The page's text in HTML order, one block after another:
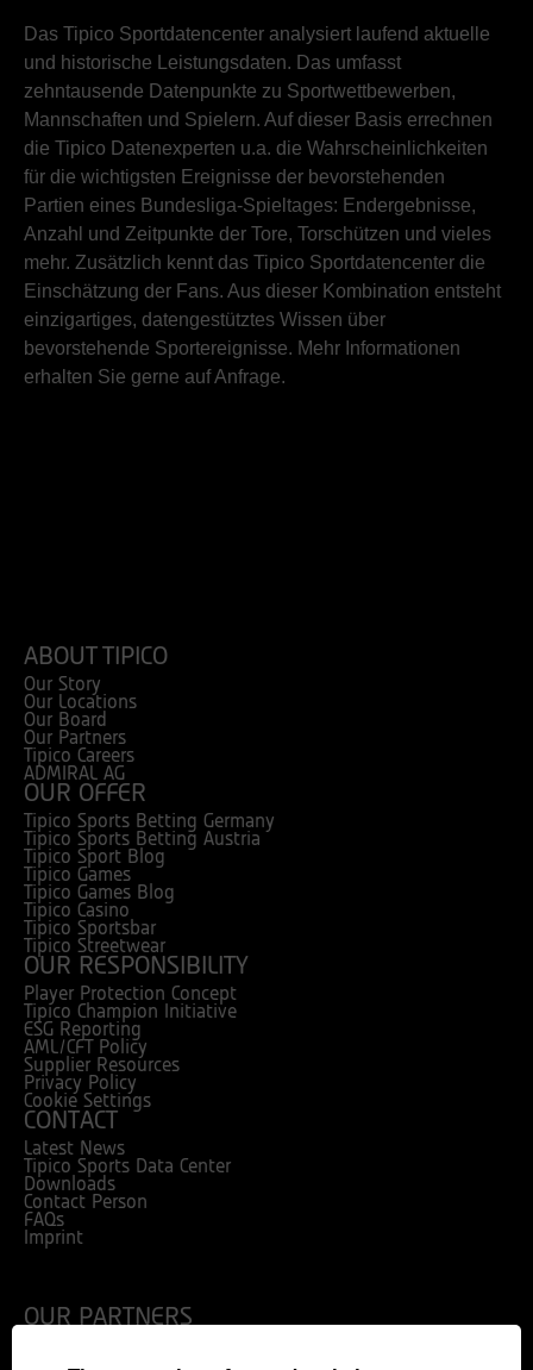
Das Tipico Sportdatencenter analysiert laufend aktuelle
und historische Leistungsdaten. Das umfasst
zehntausende Datenpunkte zu Sportwettbewerben,
Mannschaften und Spielern. Auf dieser Basis errechnen
die Tipico Datenexperten u.a. die Wahrscheinlichkeiten
für die wichtigsten Ereignisse der bevorstehenden
Partien eines Bundesliga-Spieltages: Endergebnisse,
Anzahl und Zeitpunkte der Tore, Torschützen und vieles
mehr. Zusätzlich kennt das Tipico Sportdatencenter die
Einschätzung der Fans. Aus dieser Kombination entsteht
einzigartiges, datengestütztes Wissen über
bevorstehende Sportereignisse. Mehr Informationen
erhalten Sie gerne auf Anfrage.
ABOUT TIPICO
Our Story
Our Locations
Our Board
Our Partners
Tipico Careers
ADMIRAL AG
OUR OFFER
Tipico Sports Betting Germany
Tipico Sports Betting Austria
Tipico Sport Blog
Tipico Games
Tipico Games Blog
Tipico Casino
Tipico Sportsbar
Tipico Streetwear
OUR RESPONSIBILITY
Player Protection Concept
Tipico Champion Initiative
ESG Reporting
AML/CFT Policy
Supplier Resources
Privacy Policy
Cookie Settings
CONTACT
Latest News
Tipico Sports Data Center
Downloads
Contact Person
FAQs
Imprint
OUR PARTNERS